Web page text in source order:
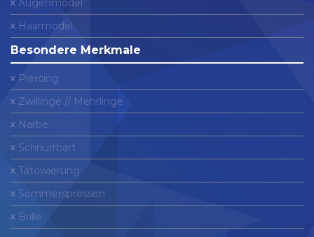
Augenmodel
Haarmodel
Besondere Merkmale
Piercing
Zwillinge // Mehrlinge
Narbe
Schnurrbart
Tätowierung
Sommersprossen
Brille